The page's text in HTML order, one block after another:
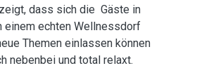
dass sich die Gäste in
einem echten Wellnessdorf
Themen einlassen können
nebenbei und total relaxt.